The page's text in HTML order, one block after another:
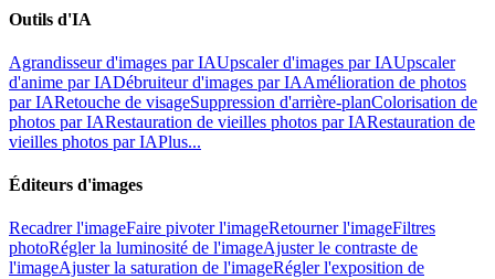
Outils d'IA
Agrandisseur d'images par IAUpscaler d'images par IAUpscaler
d'anime par IADébruiteur d'images par IAAmélioration de photos
par IARetouche de visageSuppression d'arrière-planColorisation de
photos par IARestauration de vieilles photos par IARestauration de
vieilles photos par IAPlus...
Éditeurs d'images
Recadrer l'imageFaire pivoter l'imageRetourner l'imageFiltres
photoRégler la luminosité de l'imageAjuster le contraste de
l'imageAjuster la saturation de l'imageRégler l'exposition de